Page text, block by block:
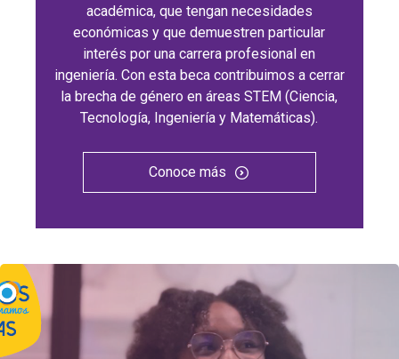
académica, que tengan necesidades
económicas y que demuestren particular
interés por una carrera profesional en
ingeniería. Con esta beca contribuimos a cerrar
la brecha de género en áreas STEM (Ciencia,
Tecnología, Ingeniería y Matemáticas).
Conoce más